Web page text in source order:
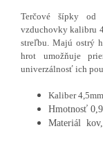
Terčové šípky od
vzduchovky kalibru
streľbu. Majú ostrý
hrot umožňuje
univerzálnosť ich
Kaliber 4,5mm
Hmotnosť
Materiál